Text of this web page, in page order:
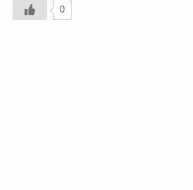
0